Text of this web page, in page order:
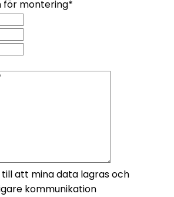
för montering*
att mina data lagras och
kommunikation